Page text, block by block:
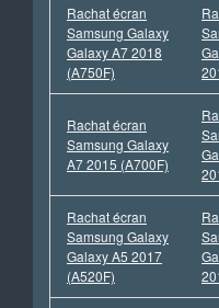
Rachat écran
Samsung Galaxy
Galaxy A7 2018
(A750F)
Rachat écran
Samsung Galaxy
A7 2015 (A700F)
Rachat écran
Samsung Galaxy
Galaxy A5 2017
(A520F)